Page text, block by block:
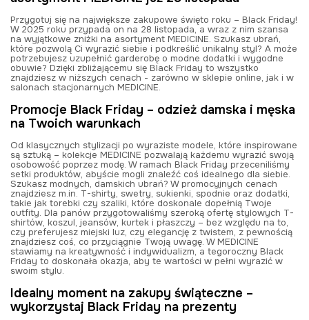
Przygotuj się na największe zakupowe święto roku – Black Friday!
W 2025 roku przypada on na 28 listopada, a wraz z nim szansa
na wyjątkowe zniżki na asortyment MEDICINE. Szukasz ubrań,
które pozwolą Ci wyrazić siebie i podkreślić unikalny styl? A może
potrzebujesz uzupełnić garderobę o modne dodatki i wygodne
obuwie? Dzięki zbliżającemu się Black Friday to wszystko
znajdziesz w niższych cenach - zarówno w sklepie online, jak i w
salonach stacjonarnych MEDICINE.
Promocje Black Friday – odzież damska i męska
na Twoich warunkach
Od klasycznych stylizacji po wyraziste modele, które inspirowane
są sztuką – kolekcje MEDICINE pozwalają każdemu wyrazić swoją
osobowość poprzez modę. W ramach Black Friday przeceniliśmy
setki produktów, abyście mogli znaleźć coś idealnego dla siebie.
Szukasz modnych, damskich ubrań? W promocyjnych cenach
znajdziesz m.in. T-shirty, swetry, sukienki, spodnie oraz dodatki,
takie jak torebki czy szaliki, które doskonale dopełnią Twoje
outfity. Dla panów przygotowaliśmy szeroką ofertę stylowych T-
shirtów, koszul, jeansów, kurtek i płaszczy – bez względu na to,
czy preferujesz miejski luz, czy elegancję z twistem, z pewnością
znajdziesz coś, co przyciągnie Twoją uwagę. W MEDICINE
stawiamy na kreatywność i indywidualizm, a tegoroczny Black
Friday to doskonała okazja, aby te wartości w pełni wyrazić w
swoim stylu.
Idealny moment na zakupy świąteczne –
wykorzystaj Black Friday na prezenty